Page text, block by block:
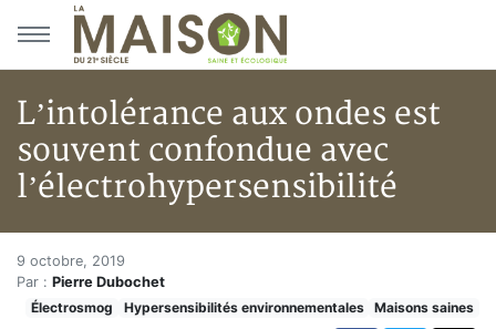
Aller au menu principal
Aller au contenu principal
L’intolérance aux ondes est
souvent confondue avec
l’électrohypersensibilité
Accueil
Articles
Maisons saines
L’intolérance aux ondes est
9 octobre, 2019
Par : Pierre Dubochet
Électrosmog
Hypersensibilités environnementales Maisons saines